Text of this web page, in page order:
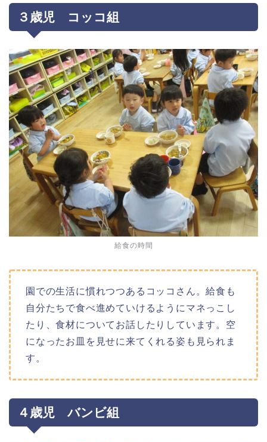
３歳児 コッコ組
給食の時間
園での生活に慣れつつあるコッコさん。給食も
自分たちで食べ進めていけるようにマネっこし
たり、食材についてお話したりしています。空
になったお皿を見せに来てくれる姿も見られま
す。
４歳児 バンビ組